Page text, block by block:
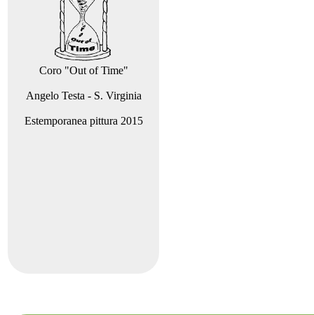
Coro "Out of Time"
Angelo Testa - S. Virginia
Estemporanea pittura 2015